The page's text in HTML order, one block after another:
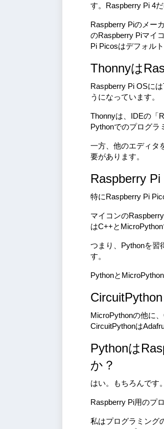
す。Raspberry Pi 4
Raspberry Piのメー
のRaspberry Piマイ
Pi Picosはデフォル
Thonnyは
Raspberry Pi OSに
うになっています。
Thonnyは、IDEの「
Pythonでのプログラ
一方、他のエディタ
要があります。
Raspberry
特にRaspberry Pi
マイコンの
はC++とMicroPython
つまり、Pythonを習
す。
Pythonと
CircuitPython
MicroPythonの他に
CircuitPythonは
Pythonは
か？
はい。もちろんです。
Raspberry Pi用のプ
私はプログラミング